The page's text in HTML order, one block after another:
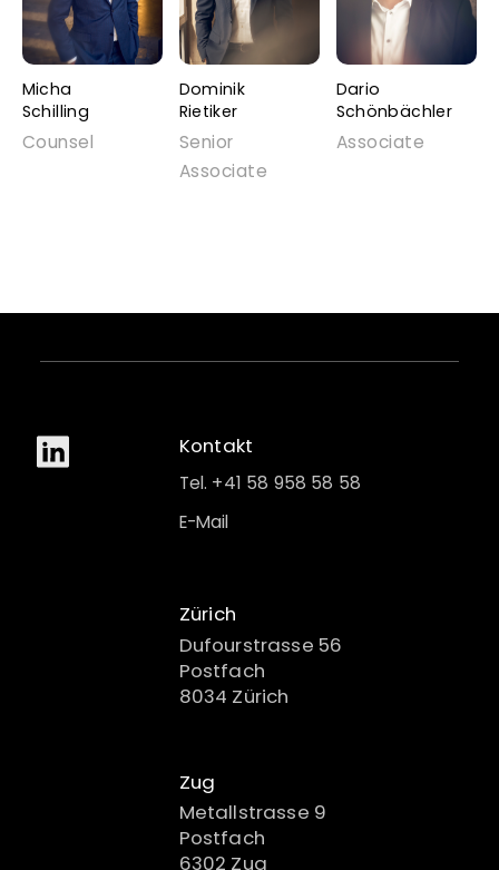
Micha
Schilling
Counsel
Dominik
Rietiker
Senior
Associate
Dario
Schönbächler
Associate
Kontakt
Tel. +41 58 958 58 58
E-Mail
Zürich
Dufourstrasse 56
Postfach
8034 Zürich
Zug
Metallstrasse 9
Postfach
6302 Zug